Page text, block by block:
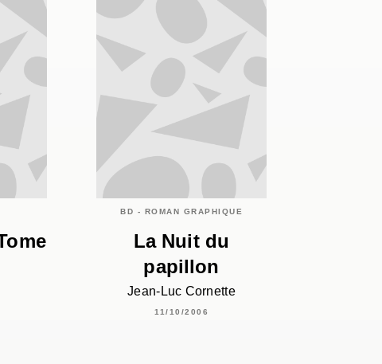
BD - ROMAN GRAPHIQUE
La Nuit du
papillon
Jean-Luc Cornette
11/10/2006